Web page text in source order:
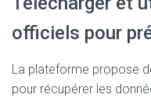
officiels pour
La plateforme propose
pour récupérer les